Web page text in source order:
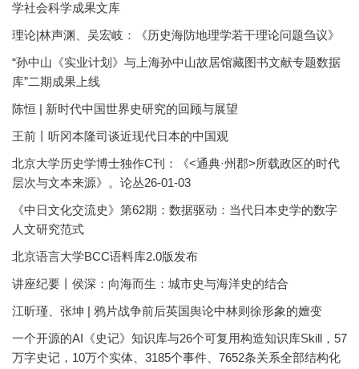
学社会科学成果文库
理论|林声渊、吴宏岐：《历史海防地理学若干理论问题刍议》
“孙中山《实业计划》与上海孙中山故居馆藏图书文献专题数据
库”二期成果上线
陈恒 | 新时代中国世界史研究的回顾与展望
王前丨听冈本隆司谈近现代日本的中国观
北京大学历史学博士独作C刊：《<通典·州郡>所载政区的时代
层次与文本来源》。论丛26-01-03
《中日文化交流史》第62期：数据驱动：当代日本史学的数字
人文研究范式
北京语言大学BCC语料库2.0版发布
讲座纪要丨侯深：向海而生：城市史与海洋史的结合
江昕瑾、张坤 | 鸦片战争前后英国舆论中林则徐形象的嬗变
一个开源的AI《史记》知识库与26个可复用构造知识库Skill，57
万字史记，10万个实体、3185个事件、7652条关系全部结构化